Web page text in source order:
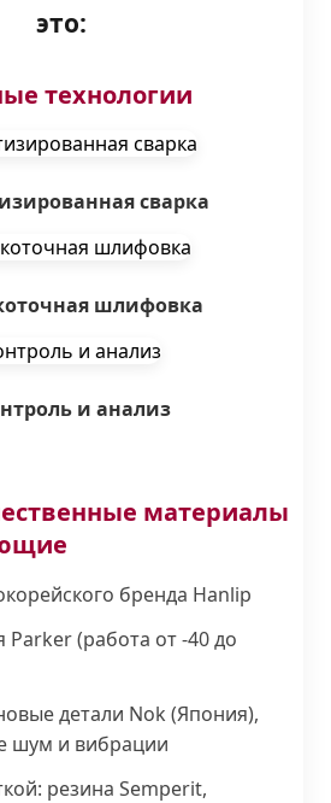
это:
технологии
сварка
шлифовка
и анализ
материалы
бренда Hanlip
Parker (работа от -40 до
детали Nok (Япония),
шум и вибрации
резина Semperit,